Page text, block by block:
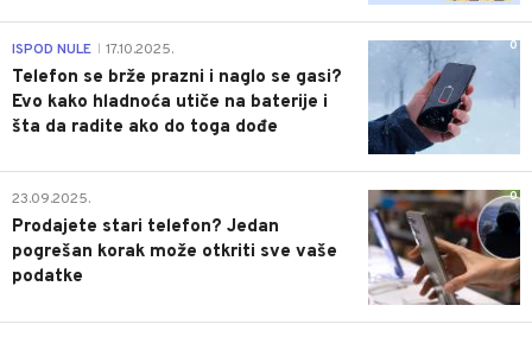
0
ISPOD NULE 17.10.2025.
Telefon se brže prazni i naglo se gasi?
Evo kako hladnoća utiče na baterije i
šta da radite ako do toga dođe
0
23.09.2025.
Prodajete stari telefon? Jedan
pogrešan korak može otkriti sve vaše
podatke